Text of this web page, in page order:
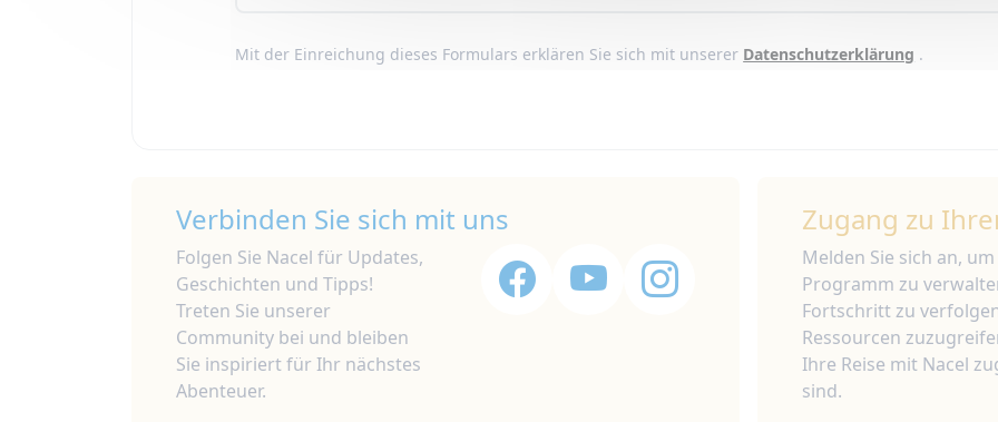
Mit der Einreichung dieses Formulars erklären Sie sich mit unserer Datenschutzerklärung .
Verbinden Sie sich mit uns
Folgen Sie Nacel für Updates,
Geschichten und Tipps!
Treten Sie unserer
Community bei und bleiben
Sie inspiriert für Ihr nächstes
Abenteuer.
Zugang zu
Melden Sie sich an,
Programm zu
Fortschritt zu
Ressourcen
Ihre Reise mit Nacel
sind.